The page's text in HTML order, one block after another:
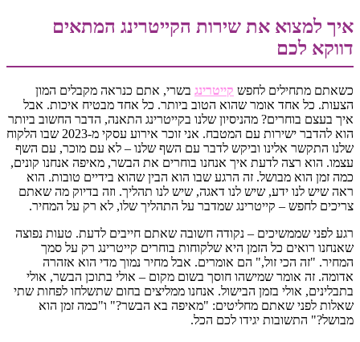
איך למצוא את שירות הקייטרינג המתאים
דווקא לכם
כשאתם מתחילים לחפש קייטרינג בשרי, אתם כנראה מקבלים המון
הצעות. כל אחד אומר שהוא הטוב ביותר. כל אחד מבטיח איכות. אבל
איך בעצם בוחרים? מהניסיון שלנו בקייטרינג התאנה, הדבר החשוב ביותר
הוא להדבר ישירות עם המטבח. אני זוכר אירוע עסקי מ-2023 שבו הלקוח
שלנו התקשר אלינו וביקש לדבר עם השף שלנו – לא עם מוכר, עם השף
עצמו. הוא רצה לדעת איך אנחנו בוחרים את הבשר, מאיפה אנחנו קונים,
כמה זמן הוא מבושל. זה הרגע שבו הוא הבין שהוא בידיים טובות. הוא
ראה שיש לנו ידע, שיש לנו דאגה, שיש לנו תהליך. וזה בדיוק מה שאתם
צריכים לחפש – קייטרינג שמדבר על התהליך שלו, לא רק על המחיר.
רגע לפני שממשיכים – נקודה חשובה שאתם חייבים לדעת. טעות נפוצה
שאנחנו רואים כל הזמן היא שלקוחות בוחרים קייטרינג רק על סמך
המחיר. "זה הכי זול," הם אומרים. אבל מחיר נמוך מדי הוא אזהרה
אדומה. זה אומר שמישהו חוסך בשום מקום – אולי בתוכן הבשר, אולי
בתבלינים, אולי בזמן הבישול. אנחנו ממליצים בחום שתשלחו לפחות שתי
שאלות לפני שאתם מחליטים: "מאיפה בא הבשר?" ו"כמה זמן הוא
מבושל?" התשובות יגידו לכם הכל.